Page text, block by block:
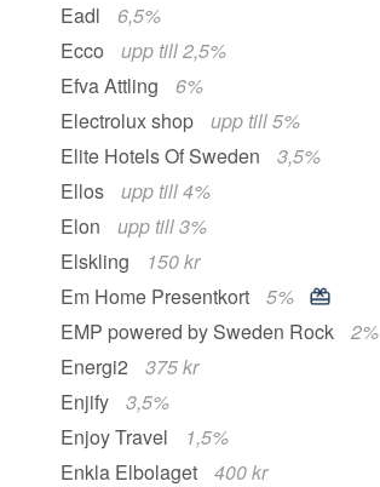
Eadl
6,5%
Ecco
upp till 2,5%
Efva Attling
6%
Electrolux shop
upp till 5%
Elite Hotels Of Sweden
3,5%
Ellos
upp till 4%
Elon
upp till 3%
Elskling
150 kr
Em Home Presentkort
5%
EMP powered by Sweden Rock
2%
Energi2
375 kr
Enjify
3,5%
Enjoy Travel
1,5%
Enkla Elbolaget
400 kr